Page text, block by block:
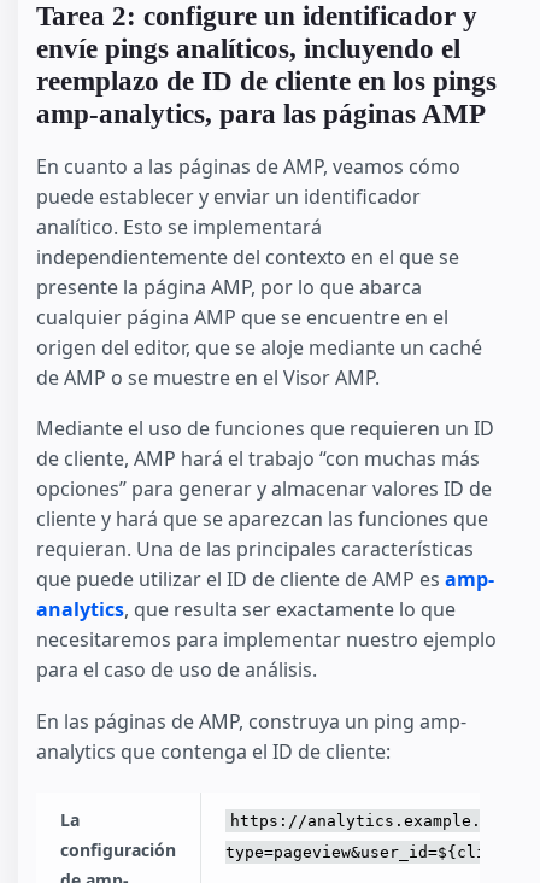
Tarea 2: configure un identificador y
envíe pings analíticos, incluyendo el
reemplazo de ID de cliente en los pings
amp-analytics, para las páginas AMP
En cuanto a las páginas de AMP, veamos cómo
puede establecer y enviar un identificador
analítico. Esto se implementará
independientemente del contexto en el que se
presente la página AMP, por lo que abarca
cualquier página AMP que se encuentre en el
origen del editor, que se aloje mediante un caché
de AMP o se muestre en el Visor AMP.
Mediante el uso de funciones que requieren un ID
de cliente, AMP hará el trabajo “con muchas más
opciones” para generar y almacenar valores ID de
cliente y hará que se aparezcan las funciones que
requieran. Una de las principales características
que puede utilizar el ID de cliente de AMP es amp-
analytics, que resulta ser exactamente lo que
necesitaremos para implementar nuestro ejemplo
para el caso de uso de análisis.
En las páginas de AMP, construya un ping amp-
analytics que contenga el ID de cliente:
La
configuración
https://analytics.example.com/